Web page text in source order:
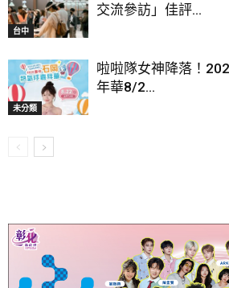
台中
交流參訪」佳評...
未分類
啦啦隊女神降落！
年華8/2...